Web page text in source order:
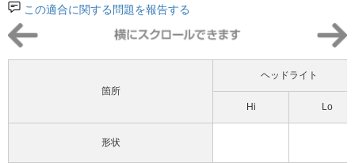
この適合に関する問題を報告する
箇所
ヘッドライト
Hi Lo
形状